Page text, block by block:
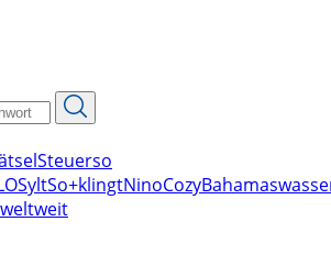
Steuerso
SyltSo+klingtNinoCozyBahamas